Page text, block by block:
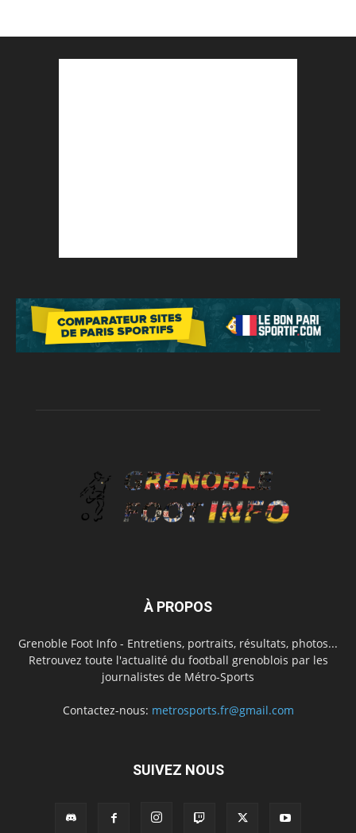
À PROPOS
Grenoble Foot Info - Entretiens, portraits, résultats, photos...
Retrouvez toute l'actualité du football grenoblois par les
journalistes de Métro-Sports
Contactez-nous: metrosports.fr@gmail.com
SUIVEZ NOUS